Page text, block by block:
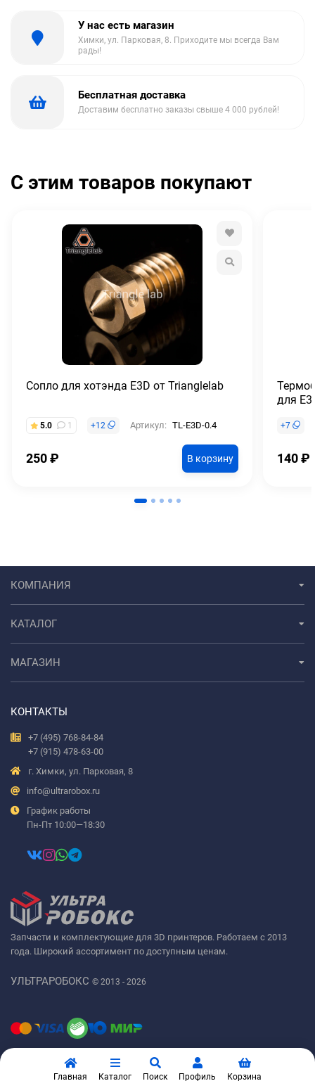
У нас есть магазин
Химки, ул. Парковая, 8. Приходите мы всегда Вам
рады!
Бесплатная доставка
Доставим бесплатно заказы свыше 4 000 рублей!
С этим товаров покупают
Сопло для хотэнда E3D от Trianglelab
5.0 1 +12 Артикул: TL-E3D-0.4
250₽ В корзину
для
+7
140₽
Запчасти и комплектующие для 3D принтеров. Работаем с 2013
года. Широкий ассортимент по доступным ценам.
УЛЬТРАРОБОКС © 2013 - 2026
КОМПАНИЯ
КАТАЛОГ
МАГАЗИН
КОНТАКТЫ
+7 (495) 768-84-84
+7 (915) 478-63-00
г. Химки, ул. Парковая, 8
info@ultrarobox.ru
График работы
Пн-Пт 10:00—18:30
Главная Каталог Поиск Профиль Корзина